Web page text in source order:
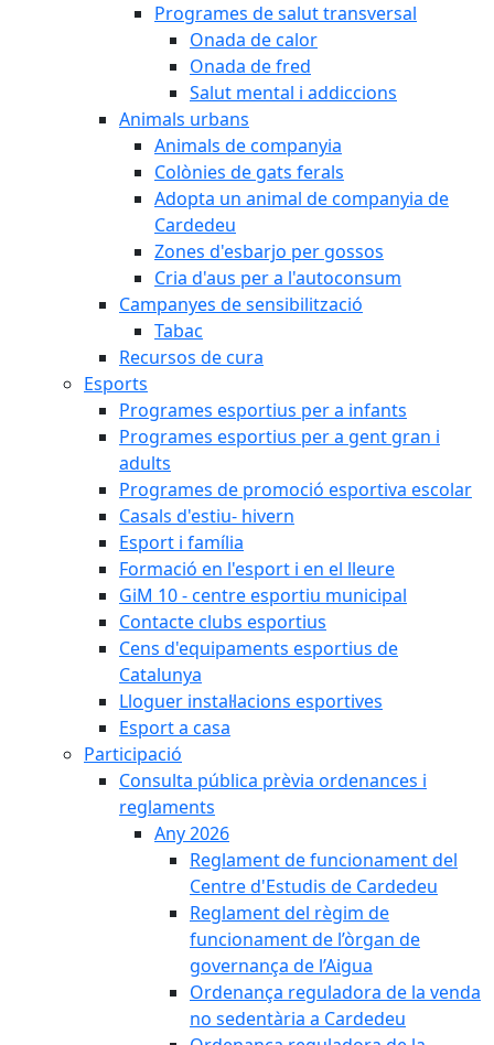
Programes de salut transversal
Onada de calor
Onada de fred
Salut mental i addiccions
Animals urbans
Animals de companyia
Colònies de gats ferals
Adopta un animal de companyia de
Cardedeu
Zones d'esbarjo per gossos
Cria d'aus per a l'autoconsum
Campanyes de sensibilització
Tabac
Recursos de cura
Esports
Programes esportius per a infants
Programes esportius per a gent gran i
adults
Programes de promoció esportiva escolar
Casals d'estiu- hivern
Esport i família
Formació en l'esport i en el lleure
GiM 10 - centre esportiu municipal
Contacte clubs esportius
Cens d'equipaments esportius de
Catalunya
Lloguer instal·lacions esportives
Esport a casa
Participació
Consulta pública prèvia ordenances i
reglaments
Any 2026
Reglament de funcionament del
Centre d'Estudis de Cardedeu
Reglament del règim de
funcionament de l’òrgan de
governança de l’Aigua
Ordenança reguladora de la venda
no sedentària a Cardedeu